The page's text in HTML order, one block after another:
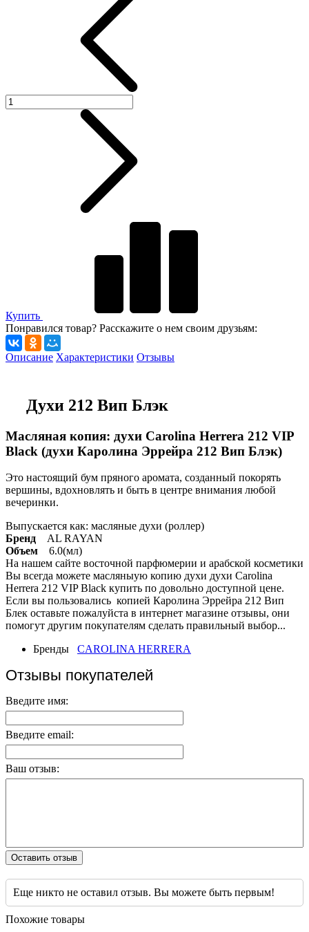
Купить
Понравился товар? Расскажите о нем своим друзьям:
Описание Характеристики Отзывы
Духи 212 Вип Блэк
Масляная копия: духи Carolina Herrera 212 VIP
Black (духи Каролина Эррейра 212 Вип Блэк)
Это настоящий бум пряного аромата, созданный покорять
вершины, вдохновлять и быть в центре внимания любой
вечеринки.
Выпускается как: масляные духи (роллер)
Бренд AL RAYAN
Объем
6.0(мл)
На нашем сайте восточной парфюмерии и арабской косметики
Вы всегда можете масляныую копию духи духи Carolina
Herrera 212 VIP Black купить по довольно доступной цене.
Если вы пользовались копией Каролина Эррейра 212 Вип
Блек оставьте пожалуйста в интернет магазине отзывы, они
помогут другим покупателям сделать правильный выбор...
Бренды
CAROLINA HERRERA
Отзывы покупателей
Введите имя:
Введите email:
Ваш отзыв:
Оставить отзыв
Еще никто не оставил отзыв. Вы можете быть первым!
Похожие товары